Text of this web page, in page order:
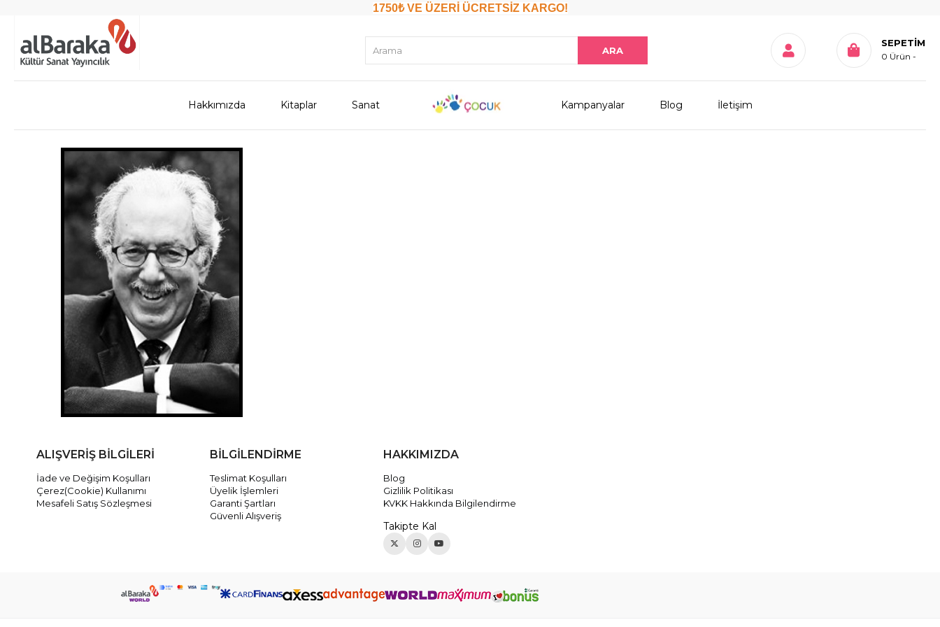
1750₺ VE ÜZERİ ÜCRETSİZ KARGO!
SEPETIM
0 Ürün
Hakkımızda Kitaplar Sanat Kampanyalar Blog İletişim
ALIŞVERİŞ BİLGİLERİ
İade ve Değişim Koşulları
Çerez(Cookie) Kullanımı
Mesafeli Satış Sözleşmesi
BİLGİLENDİRME
Teslimat Koşulları
Üyelik İşlemleri
Garanti Şartları
Güvenli Alışveriş
HAKKIMIZDA
Blog
Gizlilik Politikası
KVKK Hakkında Bilgilendirme
Takipte Kal